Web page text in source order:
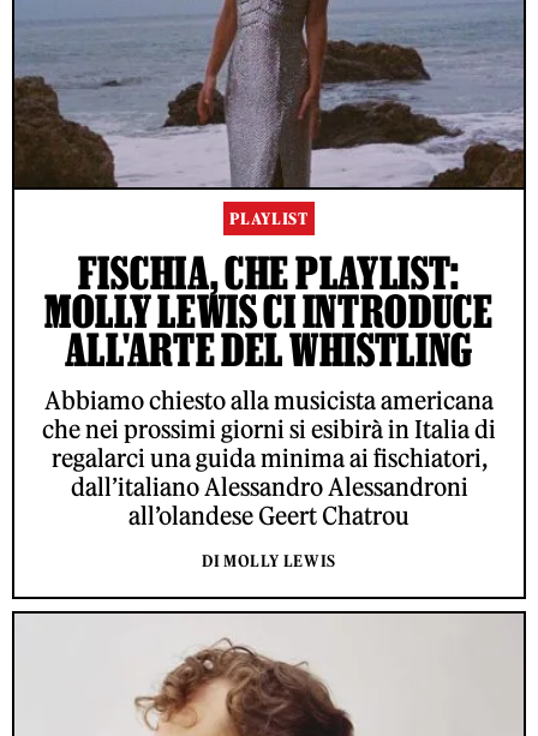
PLAYLIST
FISCHIA, CHE PLAYLIST:
MOLLY LEWIS CI INTRODUCE
ALL'ARTE DEL WHISTLING
Abbiamo chiesto alla musicista americana
che nei prossimi giorni si esibirà in Italia di
regalarci una guida minima ai fischiatori,
dall’italiano Alessandro Alessandroni
all’olandese Geert Chatrou
DI MOLLY LEWIS